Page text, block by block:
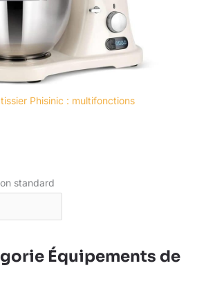
Phisinic : multifonctions
Équipements de